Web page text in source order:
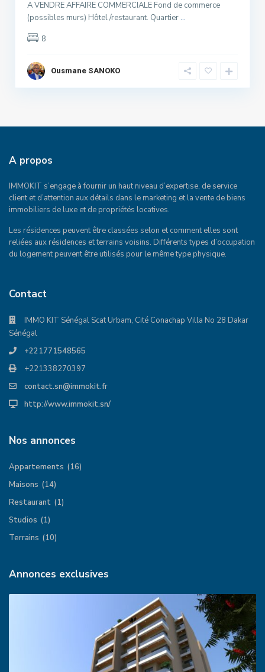
A VENDRE AFFAIRE COMMERCIALE Fond de commerce
(possibles murs) Hôtel /restaurant. Quartier...
8
Ousmane SANOKO
A propos
IMMOKIT s’engage à fournir un haut niveau d’expertise, de service
client et d’attention aux détails dans le marketing et la vente de biens
immobiliers de luxe et de propriétés locatives.
Les résidences peuvent être classées selon et comment elles sont
reliées aux résidences et terrains voisins. Différents types d’occupation
du logement peuvent être utilisés pour le même type physique.
Contact
IMMO KIT Sénégal Scat Urbam, Cité Conachap Villa No 28 Dakar
Sénégal
+221771548565
+221338270397
contact.sn@immokit.fr
http://www.immokit.sn/
Nos annonces
Appartements (16)
Maisons (14)
Restaurant (1)
Studios (1)
Terrains (10)
Annonces exclusives